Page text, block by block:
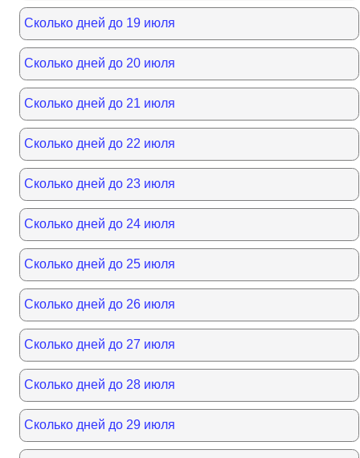
Сколько дней до 19 июля
Сколько дней до 20 июля
Сколько дней до 21 июля
Сколько дней до 22 июля
Сколько дней до 23 июля
Сколько дней до 24 июля
Сколько дней до 25 июля
Сколько дней до 26 июля
Сколько дней до 27 июля
Сколько дней до 28 июля
Сколько дней до 29 июля